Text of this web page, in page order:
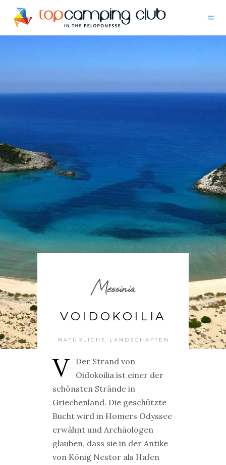
Messinia
VOIDOKOILIA
NATÜRLICHE LANDSCHAFTEN
V
Der Strand von
Oidokoilia ist einer der
schönsten Strände in
Griechenland. Die geschützte
Bucht wird in Homers Odyssee
erwähnt und Archäologen
glauben, dass sie in der Antike
von König Nestor als Hafen